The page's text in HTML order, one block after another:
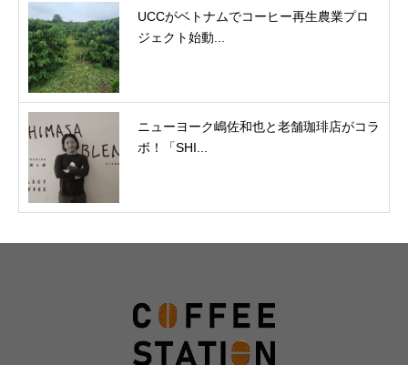
UCCがベトナムでコーヒー再生農業プロ
ジェクト始動...
ニューヨーク嶋佐和也と老舗珈琲店がコラ
ボ！「SHI...